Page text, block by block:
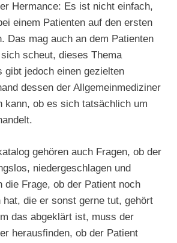
Hermance: Es ist nicht einfach,
einem Patienten auf den ersten
Das mag auch an dem Patienten
scheut, dieses Thema
gibt jedoch einen gezielten
dessen der Allgemeinmediziner
kann, ob es sich tatsächlich um
gehören auch Fragen, ob der
niedergeschlagen und
die Frage, ob der Patient noch
hat, die er sonst gerne tut, gehört
das abgeklärt ist, muss der
herausfinden, ob der Patient